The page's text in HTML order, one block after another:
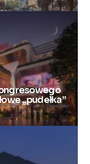
„pudełka”